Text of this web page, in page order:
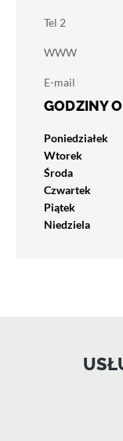
Tel 2
WWW
E-mail
GODZINY
Poniedziałek
Wtorek
Środa
Czwartek
Piątek
Niedziela